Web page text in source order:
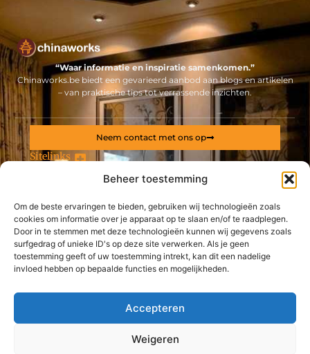
Beheer toestemming
Om de beste ervaringen te bieden, gebruiken wij technologieën zoals
cookies om informatie over je apparaat op te slaan en/of te raadplegen.
Door in te stemmen met deze technologieën kunnen wij gegevens zoals
surfgedrag of unieke ID's op deze site verwerken. Als je geen
toestemming geeft of uw toestemming intrekt, kan dit een nadelige
invloed hebben op bepaalde functies en mogelijkheden.
Accepteren
Weigeren
“Waar informatie en inspiratie samenkomen.”
Chinaworks.be biedt een gevarieerd aanbod aan blogs en artikelen
– van praktische tips tot verrassende inzichten.
Sitelinks
De best gelezen stukken op een rij
Klantenbegeleiding bij bouwprojecten biedt rust én
structuur
Een dorpel op maat laten maken
specialisten
Waar kun je terecht voor een lichtstraat?
Gezond genieten dankzij een tomatenkwekerij nabij
Bericht categorie
Neem contact met ons op